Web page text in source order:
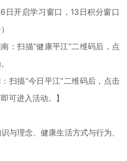
日开启学习窗口，13日积分窗口
扫描“健康平江”二维码后，点
描“今日平江”二维码后，点击
可进入活动。】
理念、健康生活方式与行为、